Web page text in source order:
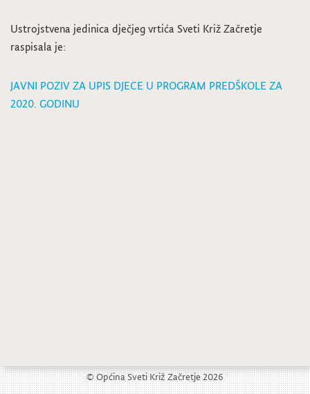
Ustrojstvena jedinica dječjeg vrtića Sveti Križ Začretje
raspisala je:
JAVNI POZIV ZA UPIS DJECE U PROGRAM PREDŠKOLE ZA
2020. GODINU
© Općina Sveti Križ Začretje 2026